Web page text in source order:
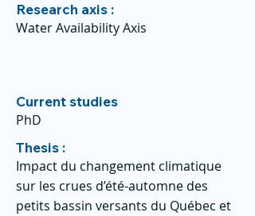
Research axis :
Water Availability Axis
Current studies
PhD
Thesis :
Impact du changement climatique
sur les crues d’été-automne des
petits bassin versants du Québec et